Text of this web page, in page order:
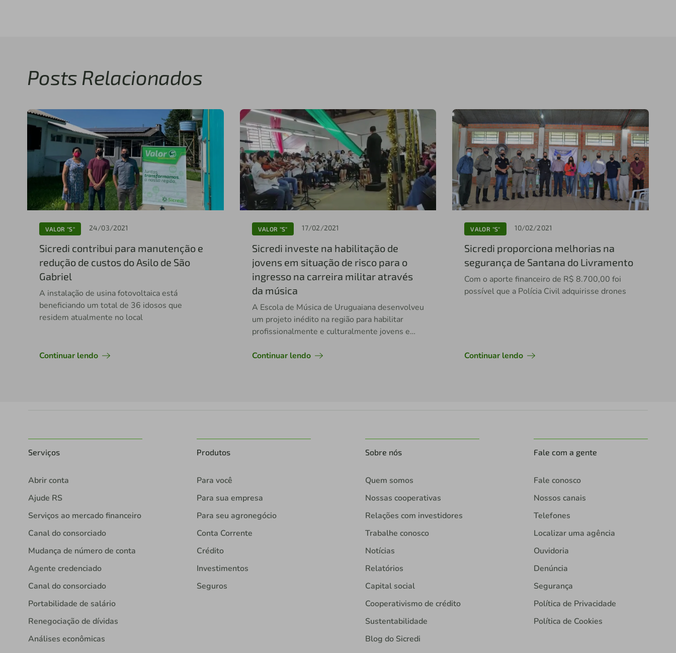
Posts Relacionados
VALOR "S" 24/03/2021
Sicredi contribui para manutenção e
redução de custos do Asilo de São
Gabriel
A instalação de usina fotovoltaica está
beneficiando um total de 36 idosos que
residem atualmente no local
Continuar lendo
VALOR "S" 17/02/2021
Sicredi investe na habilitação de
jovens em situação de risco para o
ingresso na carreira militar através
da música
A Escola de Música de Uruguaiana desenvolveu
um projeto inédito na região para habilitar
profissionalmente e culturalmente jovens e
Continuar lendo
VALOR "S" 10/02/2021
Sicredi proporciona melhorias na
segurança de Santana do Livramento
Com o aporte financeiro de R$ 8.700,00 foi
possível que a Polícia Civil adquirisse drones
Continuar lendo
Serviços
Abrir conta
Ajude RS
Serviços ao mercado financeiro
Canal do consorciado
Mudança de número de conta
Agente credenciado
Canal do consorciado
Portabilidade de salário
Renegociação de dívidas
Análises econômicas
Produtos
Para você
Para sua empresa
Para seu agronegócio
Conta Corrente
Crédito
Investimentos
Seguros
Sobre nós
Quem somos
Nossas cooperativas
Relações com investidores
Trabalhe conosco
Notícias
Relatórios
Capital social
Cooperativismo de crédito
Sustentabilidade
Blog do Sicredi
Fale com a gente
Fale conosco
Nossos canais
Telefones
Localizar uma agência
Ouvidoria
Denúncia
Segurança
Política de Privacidade
Política de Cookies